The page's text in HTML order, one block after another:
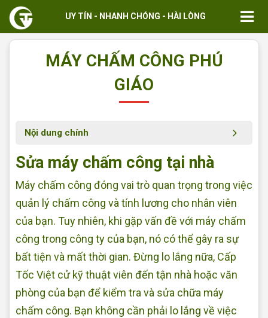
UY TÍN - NHANH CHÓNG - HÀI LÒNG
MÁY CHẤM CÔNG PHÚ
GIÁO
Nội dung chính
Sửa máy chấm công tại nhà
Máy chấm công đóng vai trò quan trọng trong việc
quản lý chấm công và tính lương cho nhân viên
của bạn. Tuy nhiên, khi gặp vấn đề với máy chấm
công trong công ty của bạn, nó có thể gây ra sự
bất tiện và mất thời gian. Đừng lo lắng nữa, Cấp
Tốc Việt cử kỹ thuật viên đến tận nhà hoặc văn
phòng của bạn để kiểm tra và sửa chữa máy
chấm công. Bạn không cần phải lo lắng về việc